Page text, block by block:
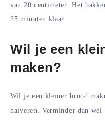
van 20 centimeter. Het
25 minuten klaar.
Wil je een
maken?
Wil je een kleiner brood
halveren. Verminder dan